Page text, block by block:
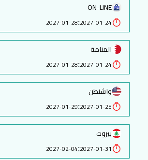
ON-LINE
2027-01-24
:
2027-01-28
المنامة
2027-01-24
:
2027-01-28
واشنطن
2027-01-25
:
2027-01-29
بيروت
2027-01-31
:
2027-02-04